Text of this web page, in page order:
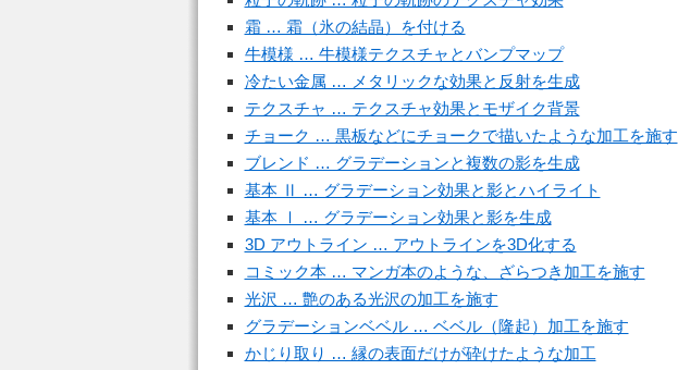
霜 … 霜（氷の結晶）を付ける
牛模様 … 牛模様テクスチャとバンプマップ
冷たい金属 … メタリックな効果と反射を生成
テクスチャ … テクスチャ効果とモザイク背景
チョーク … 黒板などにチョークで描いたような加工を施す
ブレンド … グラデーションと複数の影を生成
基本 Ⅱ … グラデーション効果と影とハイライト
基本 Ⅰ … グラデーション効果と影を生成
3D アウトライン … アウトラインを3D化する
コミック本 … マンガ本のような、ざらつき加工を施す
光沢 … 艶のある光沢の加工を施す
グラデーションベベル … ベベル（隆起）加工を施す
かじり取り … 縁の表面だけが砕けたような加工